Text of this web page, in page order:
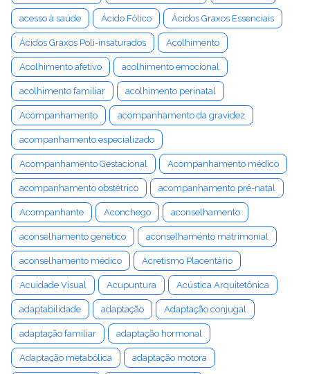
acesso à saúde Ácido Fólico Ácidos Graxos Essenciais
Ácidos Graxos Poli-insaturados Acolhimento
Acolhimento afetivo acolhimento emocional
acolhimento familiar acolhimento perinatal
Acompanhamento acompanhamento da gravidez
acompanhamento especializado
Acompanhamento Gestacional Acompanhamento médico
acompanhamento obstétrico acompanhamento pré-natal
Acompanhante Aconchego aconselhamento
aconselhamento genético aconselhamento matrimonial
aconselhamento médico Acretismo Placentário
Acuidade Visual Acupuntura Acústica Arquitetônica
adaptabilidade adaptação Adaptação conjugal
adaptação familiar adaptação hormonal
Adaptação metabólica adaptação motora